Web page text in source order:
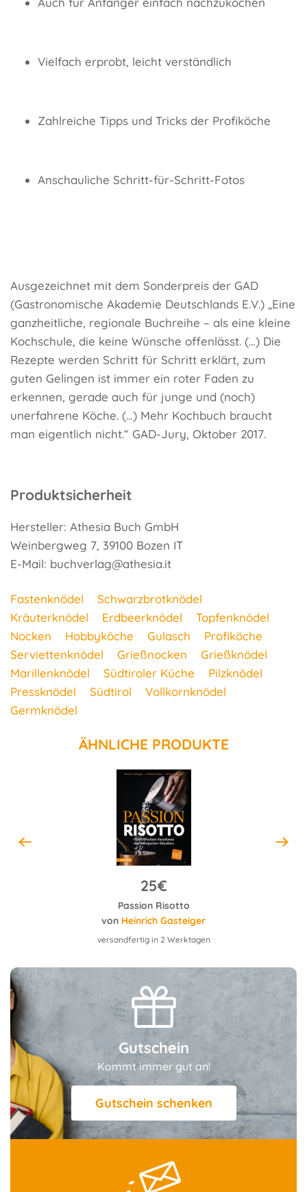
Vielfach erprobt, leicht verständlich
Zahlreiche Tipps und Tricks der Profiköche
Anschauliche Schritt-für-Schritt-Fotos
Ausgezeichnet mit dem Sonderpreis der GAD
(Gastronomische Akademie Deutschlands E.V.) „Eine
ganzheitliche, regionale Buchreihe – als eine kleine
Kochschule, die keine Wünsche offenlässt. (…) Die
Rezepte werden Schritt für Schritt erklärt, zum
guten Gelingen ist immer ein roter Faden zu
erkennen, gerade auch für junge und (noch)
unerfahrene Köche. (…) Mehr Kochbuch braucht
man eigentlich nicht.“ GAD-Jury, Oktober 2017.
Produktsicherheit
Hersteller: Athesia Buch GmbH
Weinbergweg 7, 39100 Bozen IT
E-Mail: buchverlag@athesia.it
Fastenknödel
Schwarzbrotknödel
Kräuterknödel
Erdbeerknödel
Topfenknödel
Nocken
Hobbyköche Gulasch
Profiköche
Serviettenknödel
Grießnocken
Grießknödel
Marillenknödel
Südtiroler Küche
Pilzknödel
Pressknödel
Südtirol
Vollkornknödel
Germknödel
ÄHNLICHE PRODUKTE
25€
Passion Risotto
von Heinrich Gasteiger
versandfertig in 2 Werktagen
Gutschein
Kommt immer gut an!
Gutschein schenken